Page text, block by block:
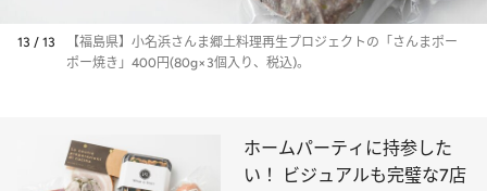
13 / 13
【福島県】小名浜さんま郷土料理再生プロジェクトの「さんまポー
ポー焼き」400円(80g×3個入り、税込)。
ホームパーティに持参した
い！ ビジュアルも完璧な7店